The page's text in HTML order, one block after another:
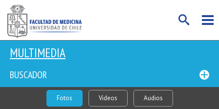
MULTIMEDIA
BUSCADOR
Fotos Videos Audios